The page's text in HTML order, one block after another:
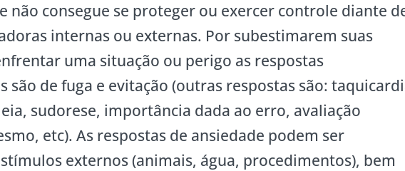
não consegue se proteger ou exercer controle diante
internas ou externas. Por subestimarem suas
uma situação ou perigo as respostas
são de fuga e evitação (outras respostas são:
sudorese, importância dada ao erro, avaliação
etc). As respostas de ansiedade podem ser
externos (animais, água, procedimentos), bem